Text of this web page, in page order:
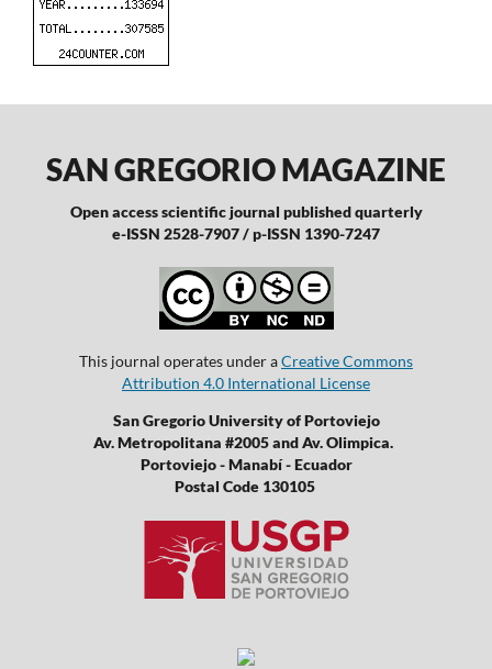
SAN GREGORIO MAGAZINE
Open access scientific journal published quarterly
e-ISSN 2528-7907 / p-ISSN 1390-7247
This journal operates under aCreative Commons
Attribution 4.0 International License
San Gregorio University of Portoviejo
Av. Metropolitana #2005 and Av. Olimpica.
Portoviejo - Manabí - Ecuador
Postal Code 130105